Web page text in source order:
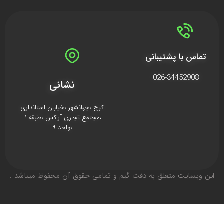
تماس با پشتیبانی
026-34452908 نشانی
کرج ،جهانشهر ،خیابان استانداری
،مجتمع تجاری آراکس ،طبقه ۱-
،واحد ۹
اين وبسايت متعلق به دفت گیم و تمامی حقوق آن محفوظ ميباشد .